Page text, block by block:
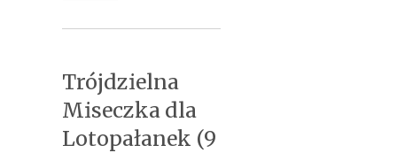
Trójdzielna
Miseczka dla
Lotopałanek (9